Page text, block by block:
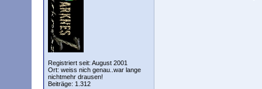
Registriert seit: August 2001
Ort: weiss nich genau..war lange
nichtmehr drausen!
Beiträge: 1.312